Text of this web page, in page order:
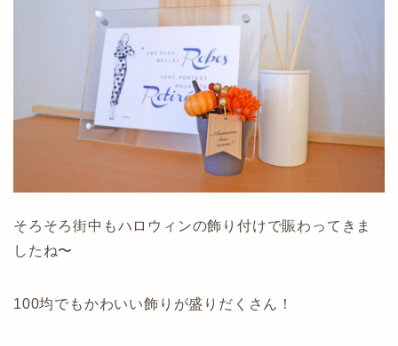
そろそろ街中もハロウィンの飾り付けで賑わってきま
したね〜
100均でもかわいい飾りが盛りだくさん！